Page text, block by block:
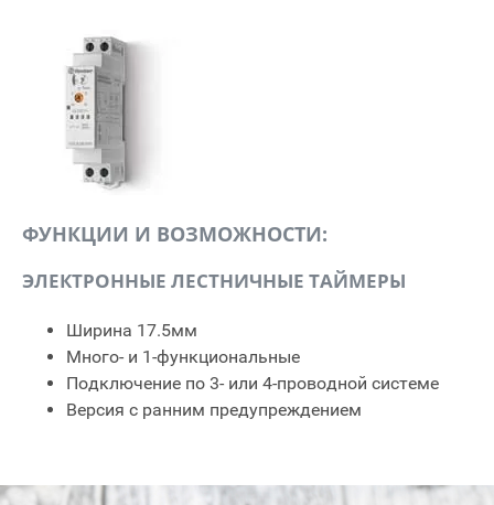
ФУНКЦИИ И ВОЗМОЖНОСТИ:
ЭЛЕКТРОННЫЕ ЛЕСТНИЧНЫЕ ТАЙМЕРЫ
Ширина 17.5мм
Много- и 1-функциональные
Подключение по 3- или 4-проводной системе
Версия с ранним предупреждением